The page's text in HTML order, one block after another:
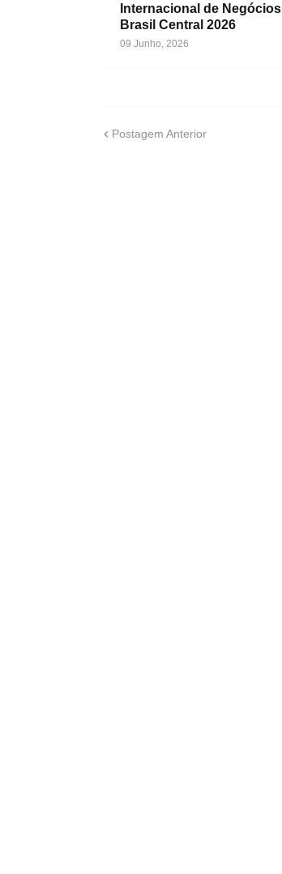
Internacional de Negócios
Brasil Central 2026
09 Junho, 2026
Postagem Anterior